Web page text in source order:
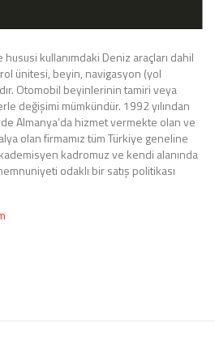
hususi kullanımdaki Deniz araçları dahil
ünitesi, beyin, navigasyon (yol
Otomobil beyinlerinin tamiri veya
değişimi mümkündür. 1992 yılından
Almanya’da hizmet vermekte olan ve
olan firmamız tüm Türkiye geneline
kadromuz ve kendi alanında
odaklı bir satış politikası